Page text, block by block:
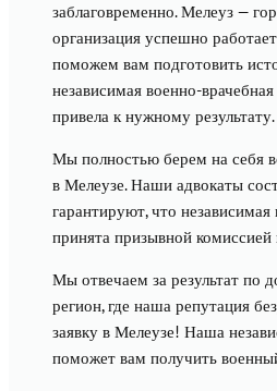
заблаговременно. Мелеуз —
организация успешно
поможем вам подготовить
независимая военно-
привела к нужному результату.
Мы полностью берем на себя
в Мелеузе. Наши адвокаты
гарантируют, что независимая
принята призывной комиссией
Мы отвечаем за результат по
регион, где наша репутация
заявку в Мелеузе! Наша
поможет вам получить